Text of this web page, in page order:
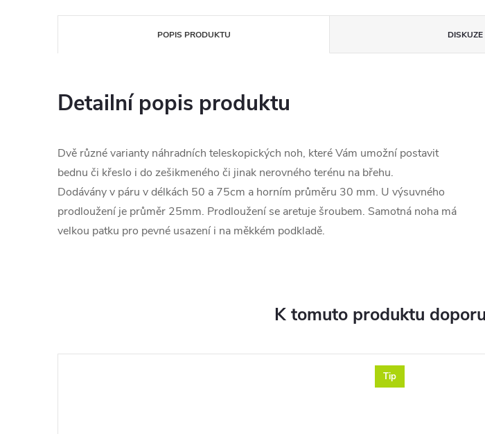
POPIS PRODUKTU DISKUZE
Detailní popis produktu
Dvě různé varianty náhradních teleskopických noh, které Vám umožní postavit
bednu či křeslo i do zešikmeného či jinak nerovného terénu na břehu.
Dodávány v páru v délkách 50 a 75cm a horním průměru 30 mm. U výsuvného
prodloužení je průměr 25mm. Prodloužení se aretuje šroubem. Samotná noha má
velkou patku pro pevné usazení i na měkkém podkladě.
K tomuto produktu
Tip